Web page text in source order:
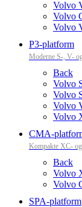
Volvo
Volvo
Volvo
P3-platform
Moderne S-, V-
Back
Volvo
Volvo
Volvo
Volvo
CMA-
Kompakte XC-
Back
Volvo
Volvo
SPA-platform